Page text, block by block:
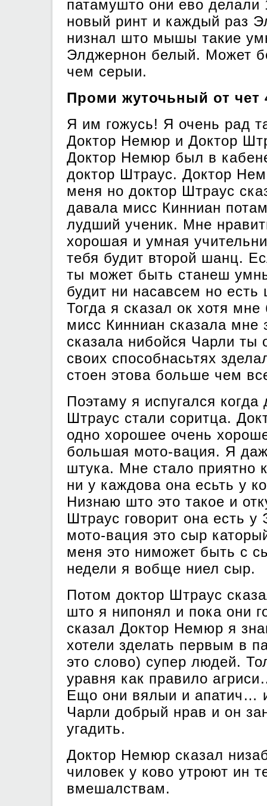
патамушто они ево
новый ринт и каждый раз
низнал што мышы такие
Элджернон белый. Может
чем серыи.
Проми жуточьный от чет
Я им гожусь! Я очень рад
Доктор Немюр и Доктор
Доктор Немюр был в
доктор Штраус. Доктор
меня но доктор Штраус
давала мисс Кинниан
лудший ученик. Мне
хорошая и умная
тебя будит второй шанц.
ты может быть станеш
будит ни насавсем но
Тогда я сказал ок хотя
мисс Кинниан сказала
сказала нибойся Чарли
своих способнасьтях
стоен этова больше чем
Поэтаму я испугался
Штраус стали соритца.
одно хорошее очень
большая мото-вация. Я
штука. Мне стало приятно
ни у каждова она есьть у
Низнаю што это такое и
Штраус говорит она есть
мото-вация это сыр
меня это ниможет быть с
недели я вобще ниел сыр.
Потом доктор Штраус
што я нипонял и пока они
сказал Доктор Немюр я
хотели зделать первым в
это слово) супер людей.
уравня как правило
Ещо они вялыи и апатич…
Чарли добрый нрав и он
угадить.
Доктор Немюр сказал
чиловек у ково утроют ин
вмешалствам.